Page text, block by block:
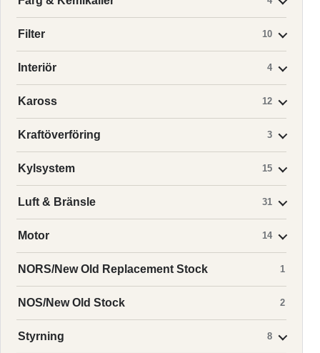
Filter 10
Interiör 4
Kaross 12
Kraftöverföring 3
Kylsystem 15
Luft & Bränsle 31
Motor 14
NORS/New Old Replacement Stock 1
NOS/New Old Stock 2
Styrning 8